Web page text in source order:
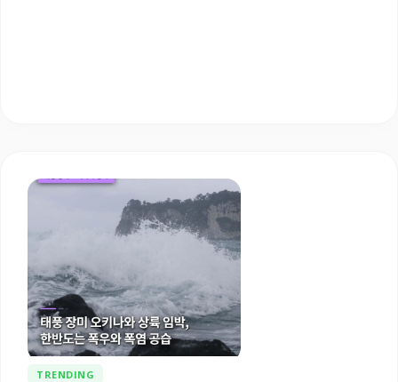
TRENDING